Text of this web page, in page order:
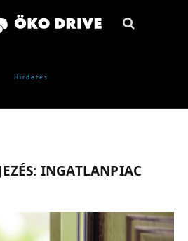
INGATLANPIAC